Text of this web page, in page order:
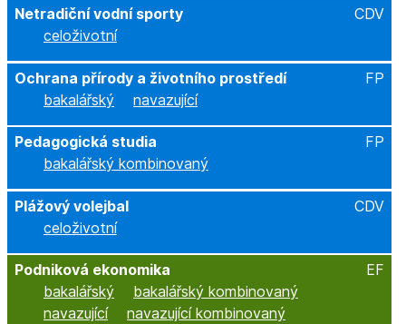
Netradiční vodní sporty
CDV
celoživotní
Ochrana přírody a životního prostředí
FP
bakalářský
navazující
Pedagogická studia
FP
bakalářský kombinovaný
Plážový volejbal
CDV
celoživotní
Podniková ekonomika
EF
bakalářský
bakalářský kombinovaný
navazující
navazující kombinovaný